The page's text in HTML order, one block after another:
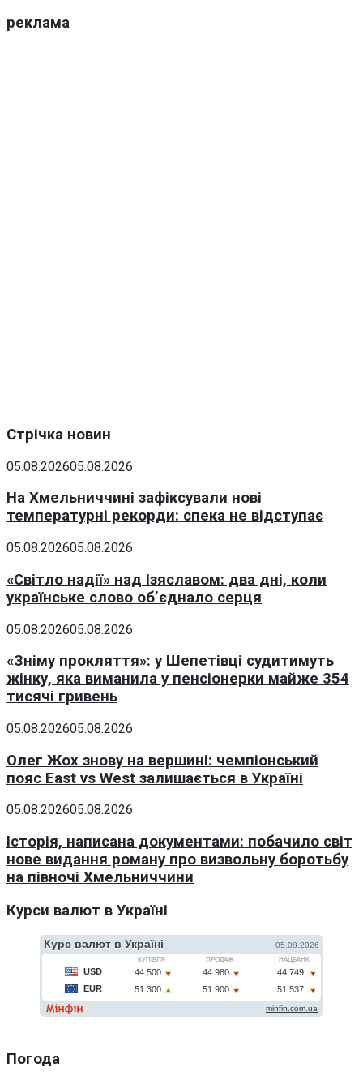
реклама
Стрічка новин
05.08.202605.08.2026
На Хмельниччині зафіксували нові
температурні рекорди: спека не відступає
05.08.202605.08.2026
«Світло надії» над Ізяславом: два дні, коли
українське слово об’єднало серця
05.08.202605.08.2026
«Зніму прокляття»: у Шепетівці судитимуть
жінку, яка виманила у пенсіонерки майже 354
тисячі гривень
05.08.202605.08.2026
Олег Жох знову на вершині: чемпіонський
пояс East vs West залишається в Україні
05.08.202605.08.2026
Історія, написана документами: побачило світ
нове видання роману про визвольну боротьбу
на півночі Хмельниччини
Курси валют в Україні
Погода